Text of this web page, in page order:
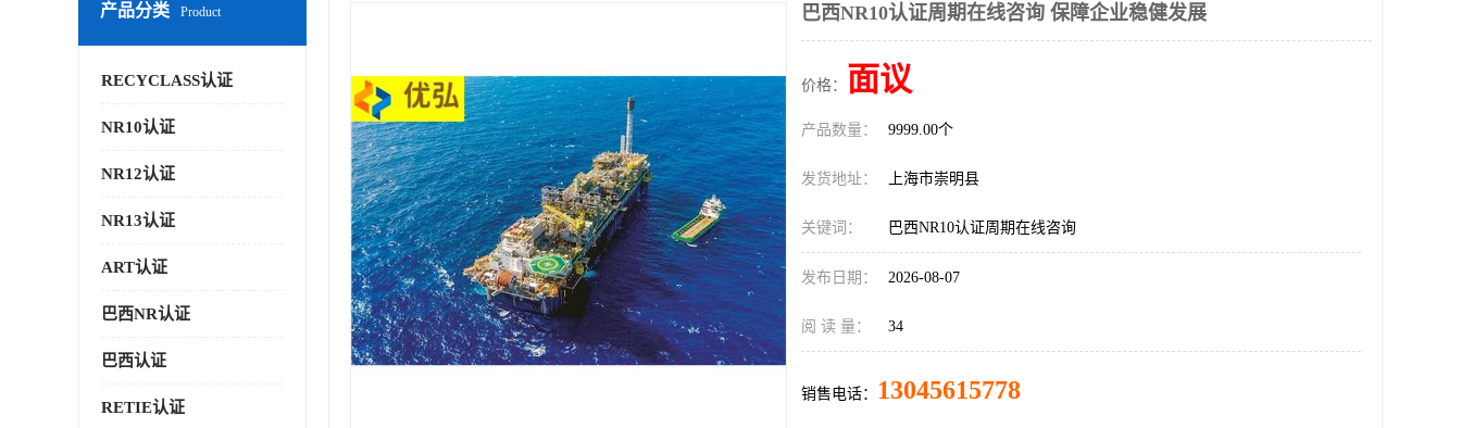
产品分类 Product
RECYCLASS认证
NR10认证
NR12认证
NR13认证
ART认证
巴西NR认证
巴西认证
RETIE认证
巴西NR10认证周期在线咨询 保障企业稳健发展
价格： 面议
产品数量： 9999.00个
发货地址： 上海市崇明县
关键词： 巴西NR10认证周期在线咨询
发布日期： 2026-08-07
阅 读 量： 34
销售电话： 13045615778